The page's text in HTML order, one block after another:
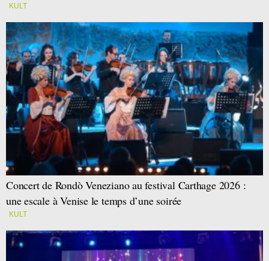
KULT
Concert de Rondò Veneziano au festival Carthage 2026 :
une escale à Venise le temps d’une soirée
KULT